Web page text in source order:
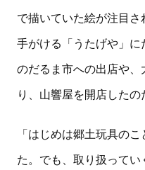
で描いていた絵が注目
手がける「うたげや」
のだるま市への出店や
り、山響屋を開店したの
「はじめは郷土玩具の
た。でも、取り扱って